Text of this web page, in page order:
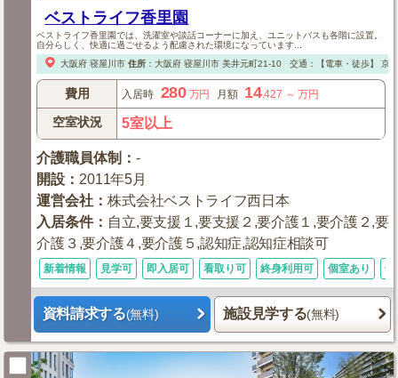
ベストライフ香里園
ベストライフ香里園では、洗濯室や談話コーナーに加え、ユニットバスも各階に設置。
自分らしく、快適に過ごせるよう配慮された環境になっています...
大阪府 寝屋川市 住所： 大阪府 寝屋川市美井元町21-10 交通：【電車・徒歩】 京
費用 入居時 280 万円 月額 14.427 ～万円
空室状況 5室以上
介護職員体制 ：-
開設 ： 2011年5月
運営会社 ：株式会社ベストライフ西日本
入居条件： 自立,要支援１,要支援２,要介護１,要介護２,要
介護３,要介護４,要介護５,認知症,認知症相談可
新着情報 見学可 即入居可 看取り可 終身利用可 個室あり 体
資料請求する(無料) 施設見学する(無料)